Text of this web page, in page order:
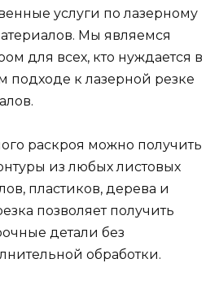
услуги по лазерному
Мы являемся
для всех, кто нуждается в
подходе к лазерной резке
раскроя можно получить
из любых листовых
пластиков, дерева и
позволяет получить
детали без
обработки.